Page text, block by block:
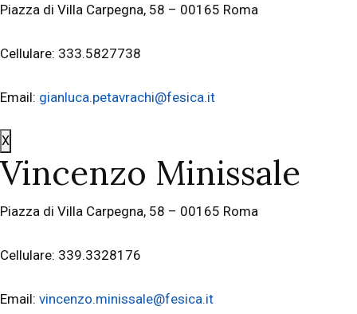
Piazza di Villa Carpegna, 58 – 00165 Roma
Cellulare: 333.5827738
Email: gianluca.petavrachi@fesica.it
X
Vincenzo Minissale
Piazza di Villa Carpegna, 58 – 00165 Roma
Cellulare: 339.3328176
Email: vincenzo.minissale@fesica.it